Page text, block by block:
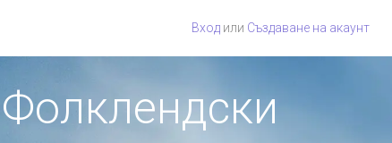
Вход или Създаване на акаунт